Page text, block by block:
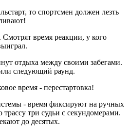
то спортсмен должен лезть
время реакции, у кого
отдыха между своими забегами.
следующий раунд.
время - перестартовка!
- время фиксируют на ручных
три судьи с секундомерами.
до десятых.